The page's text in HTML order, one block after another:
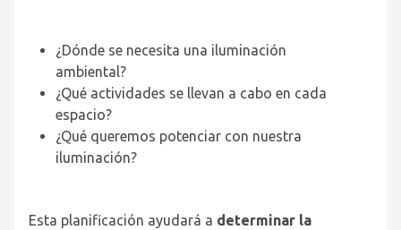
¿Dónde se necesita una iluminación
ambiental?
¿Qué actividades se llevan a cabo en cada
espacio?
¿Qué queremos potenciar con nuestra
iluminación?
Esta planificación ayudará a determinar la